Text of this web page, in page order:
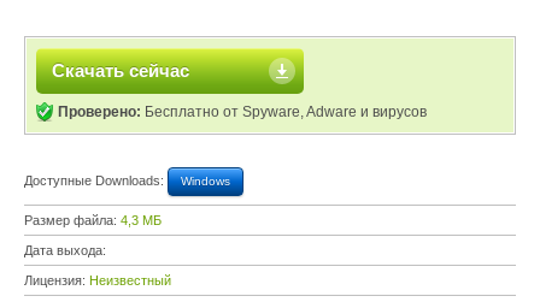
Скачать сейчас
Проверено: Бесплатно от Spyware, Adware и вирусов
Доступные Downloads: Windows
Размер файла: 4,3 МБ
Дата выхода:
Лицензия: Неизвестный